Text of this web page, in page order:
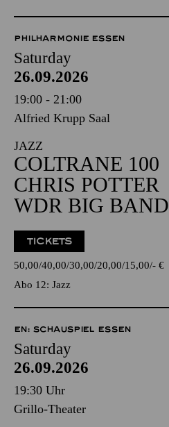
PHILHARMONIE ESSEN
Saturday
26.09.2026
19:00 - 21:00
Alfried Krupp Saal
JAZZ
COLTRANE 100
CHRIS POTTER
WDR BIG BAND
TICKETS
50,00 40,00 30,00 20,00 15,00 - €
Abo 12: Jazz
EN: SCHAUSPIEL ESSEN
Saturday
26.09.2026
19:30 Uhr
Grillo-Theater